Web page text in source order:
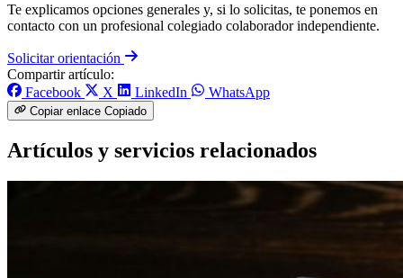
Te explicamos opciones generales y, si lo solicitas, te ponemos en
contacto con un profesional colegiado colaborador independiente.
Solicitar orientación
Compartir artículo:
Facebook
X LinkedIn WhatsApp
Copiar enlace Copiado
Artículos y servicios relacionados